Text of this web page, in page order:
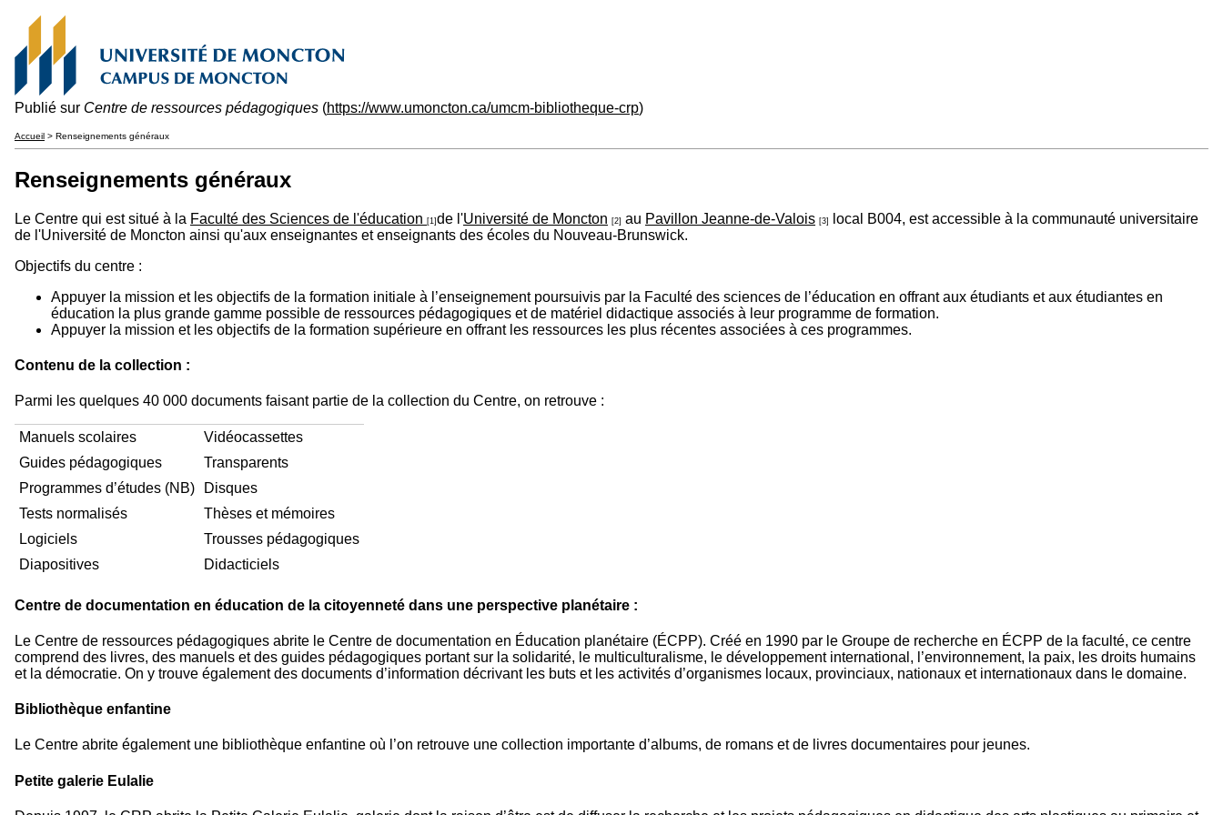
Publié sur Centre de ressources pédagogiques (https://www.umoncton.ca/umcm-bibliotheque-crp)
Accueil > Renseignements généraux
Renseignements généraux
Le Centre qui est situé à la Faculté des Sciences de l'éducation [1] de l'Université de Moncton [2] au Pavillon Jeanne-de-Valois [3]
local B004, est accessible à la communauté universitaire
de l'Université de Moncton ainsi qu'aux enseignantes et enseignants des écoles du Nouveau-Brunswick.
Objectifs du centre :
Appuyer la mission et les objectifs de la formation initiale à l’enseignement poursuivis par la Faculté des sciences de l’éducation en offrant aux étudiants et aux étudiantes en
éducation la plus grande gamme possible de ressources pédagogiques et de matériel didactique associés à leur programme de formation.
Appuyer la mission et les objectifs de la formation supérieure en offrant les ressources les plus récentes associées à ces programmes.
Contenu de la collection :
Parmi les quelques 40 000 documents faisant partie de la collection du Centre, on retrouve :
Manuels scolaires
Vidéocassettes
Guides pédagogiques
Transparents
Programmes d’études (NB)
Disques
Tests normalisés
Thèses et mémoires
Logiciels
Trousses pédagogiques
Diapositives
Didacticiels
Centre de documentation en éducation de la citoyenneté dans une perspective planétaire :
Le Centre de ressources pédagogiques abrite le Centre de documentation en Éducation planétaire (ÉCPP). Créé en 1990 par le Groupe de recherche en ÉCPP de la faculté, ce centre
comprend des livres, des manuels et des guides pédagogiques portant sur la solidarité, le multiculturalisme, le développement international, l’environnement, la paix, les droits humains
et la démocratie. On y trouve également des documents d’information décrivant les buts et les activités d’organismes locaux, provinciaux, nationaux et internationaux dans le domaine.
Bibliothèque enfantine
Le Centre abrite également une bibliothèque enfantine où l’on retrouve une collection importante d’albums, de romans et de livres documentaires pour jeunes.
Petite galerie Eulalie